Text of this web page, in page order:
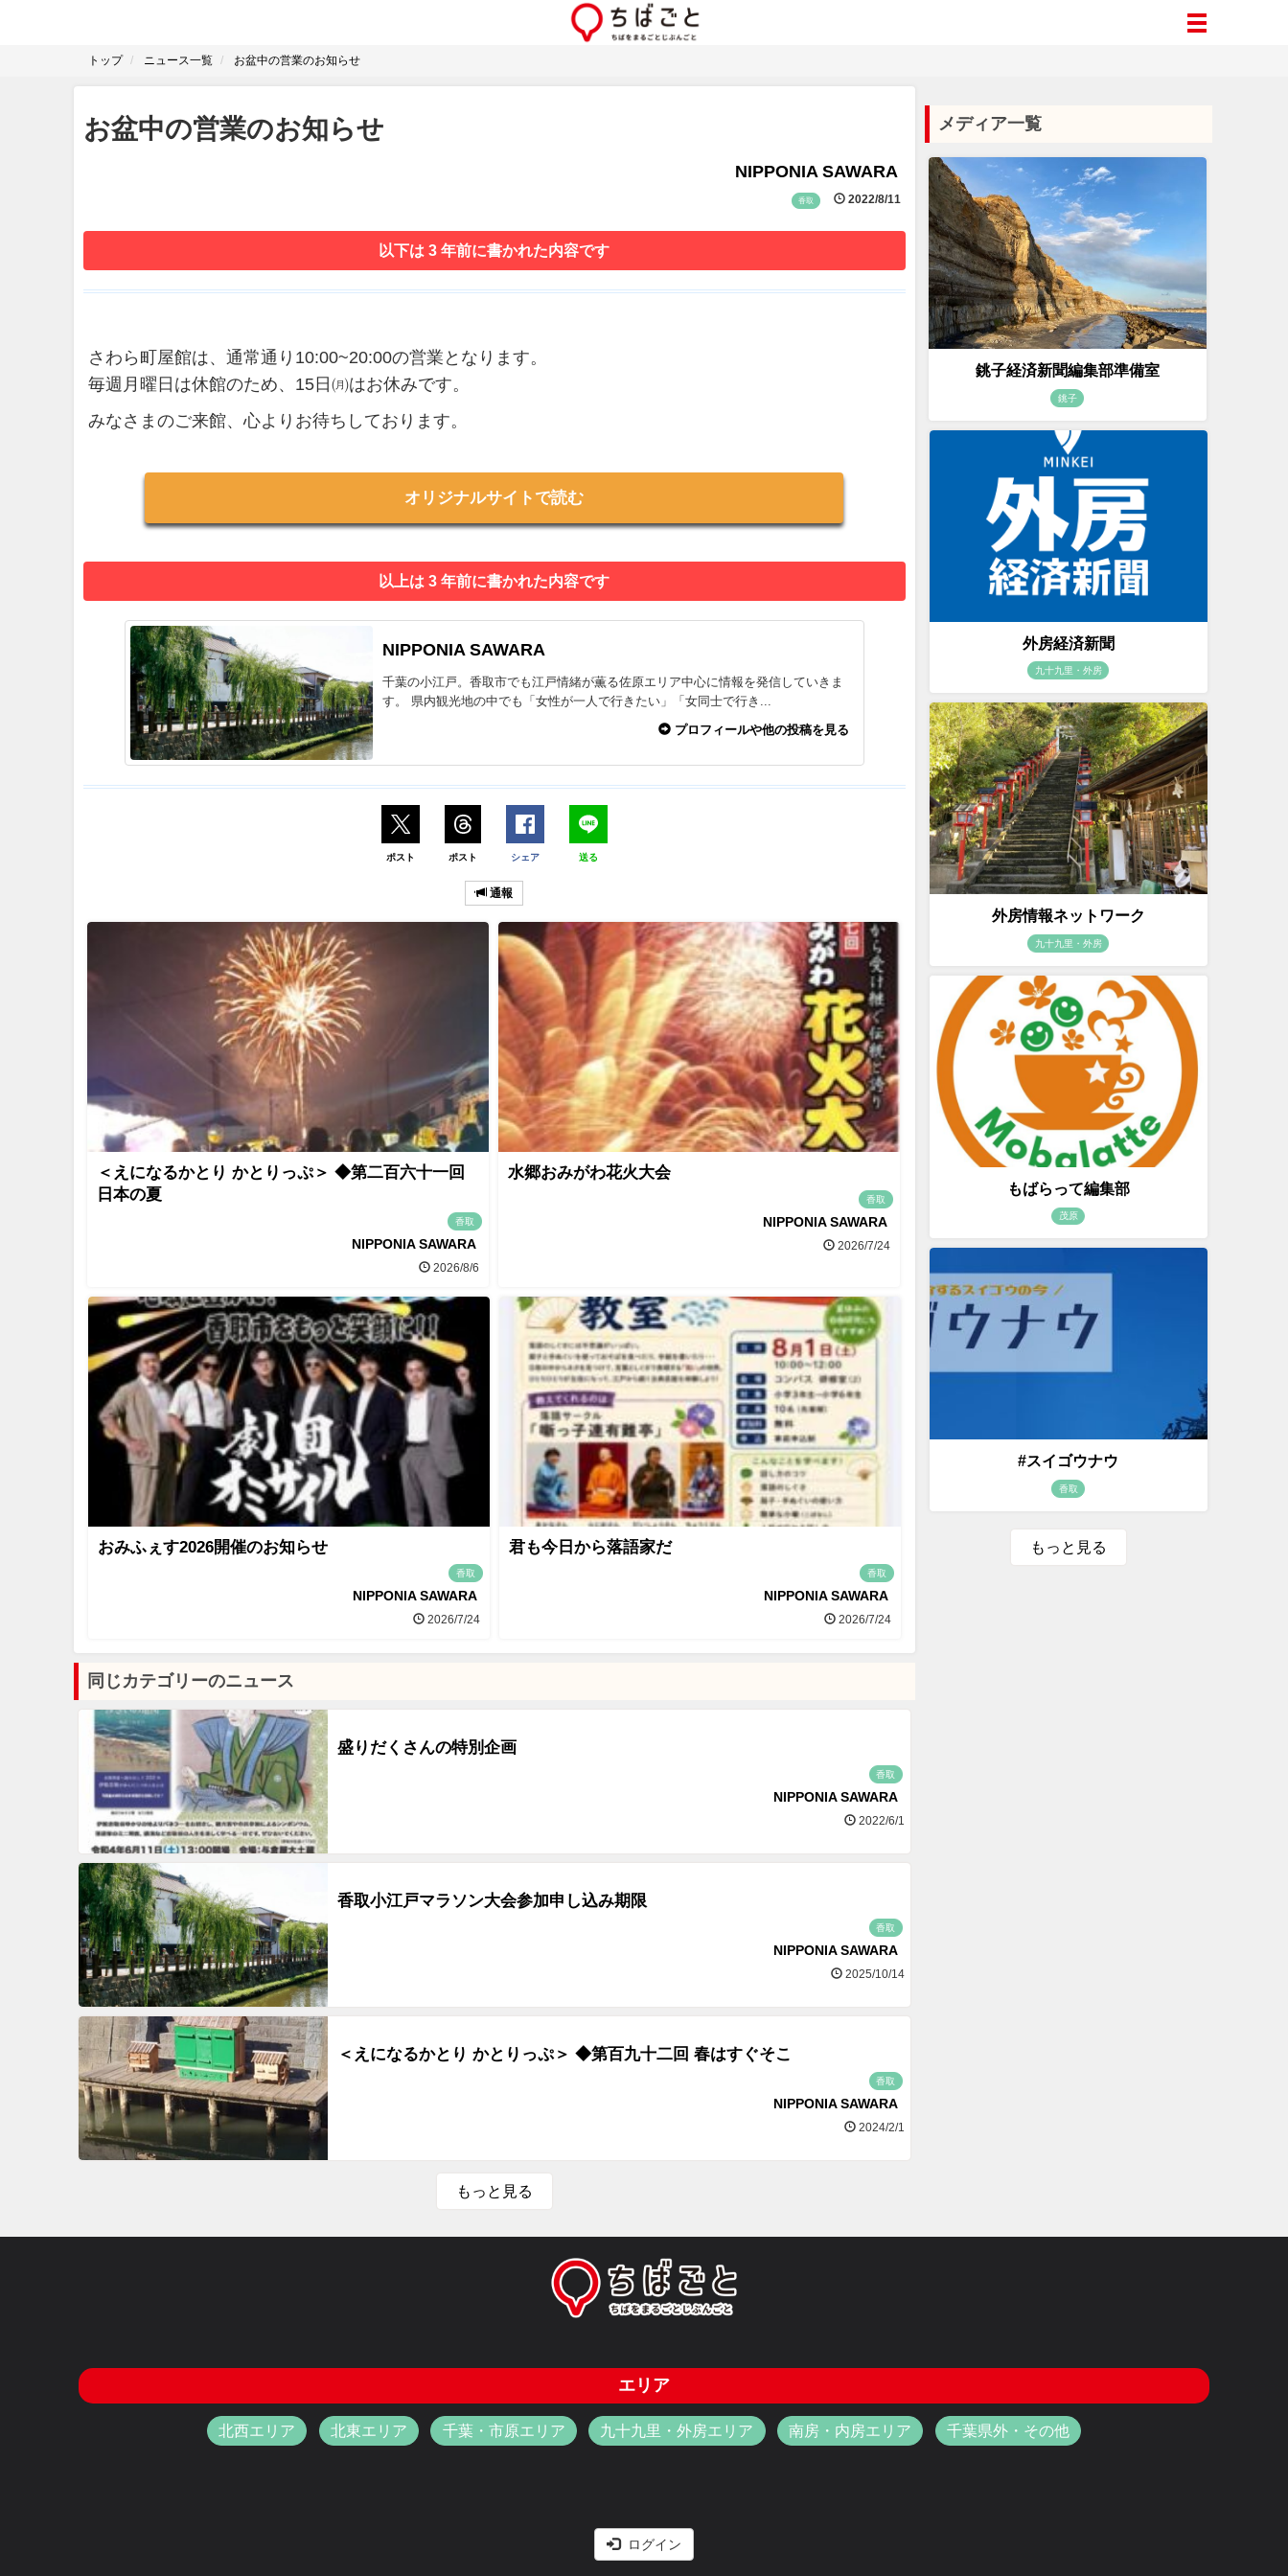
トップ ニュース一覧 お盆中の営業のお知らせ
お盆中の営業のお知らせ
NIPPONIA SAWARA
香取 2022/8/11
以下は 3 年前に書かれた内容です
さわら町屋館は、通常通り10:00~20:00の営業となります。
毎週月曜日は休館のため、15日㈪はお休みです。
みなさまのご来館、心よりお待ちしております。
オリジナルサイトで読む
以上は 3 年前に書かれた内容です
NIPPONIA SAWARA
千葉の小江戸。香取市でも江戸情緒が薫る佐原エリア中心に情報を発信していきま
す。 県内観光地の中でも「女性が一人で行きたい」「女同士で行き...
プロフィールや他の投稿を見る
ポスト ポスト シェア 送る
通報
＜えになるかとり かとりっぷ＞ ◆第二百六十一回
日本の夏
香取
NIPPONIA SAWARA
2026/8/6
水郷おみがわ花火大会
香取
NIPPONIA SAWARA
2026/7/24
おみふぇす2026開催のお知らせ
香取
NIPPONIA SAWARA
2026/7/24
君も今日から落語家だ
香取
NIPPONIA SAWARA
2026/7/24
同じカテゴリーのニュース
盛りだくさんの特別企画
香取
NIPPONIA SAWARA
2022/6/1
香取小江戸マラソン大会参加申し込み期限
香取
NIPPONIA SAWARA
2025/10/14
＜えになるかとり かとりっぷ＞ ◆第百九十二回 春はすぐそこ
香取
NIPPONIA SAWARA
2024/2/1
もっと見る
メディア一覧
銚子経済新聞編集部準備室
銚子
外房経済新聞
九十九里・外房
外房情報ネットワーク
九十九里・外房
もばらって編集部
茂原
#スイゴウナウ
香取
もっと見る
エリア
北西エリア 北東エリア 千葉・市原エリア 九十九里・外房エリア 南房・内房エリア 千葉県外・その他
ログイン